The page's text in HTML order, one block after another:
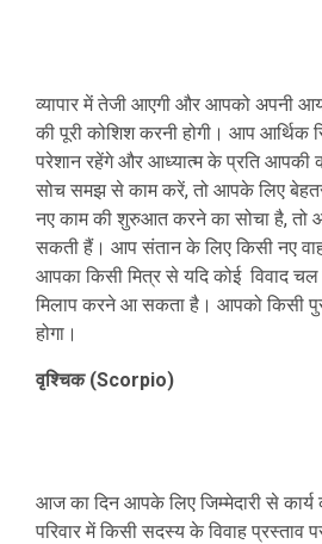
व्यापार में तेजी आएगी और आपको अपनी
की पूरी कोशिश करनी होगी। आप आर्थिक
परेशान रहेंगे और आध्यात्म के प्रति आपकी
सोच समझ से काम करें, तो आपके लिए
नए काम की शुरुआत करने का सोचा है, तो
सकती हैं। आप संतान के लिए किसी नए
आपका किसी मित्र से यदि कोई विवाद
मिलाप करने आ सकता है। आपको किसी
होगा।
वृश्चिक (Scorpio)
आज का दिन आपके लिए जिम्मेदारी से कार्य
परिवार में किसी सदस्य के विवाह प्रस्ताव